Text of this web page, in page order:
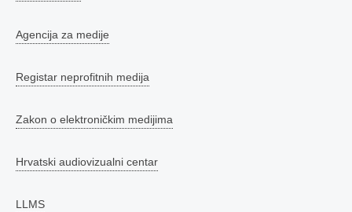
Agencija za medije
Registar neprofitnih medija
Zakon o elektroničkim medijima
Hrvatski audiovizualni centar
LLMS